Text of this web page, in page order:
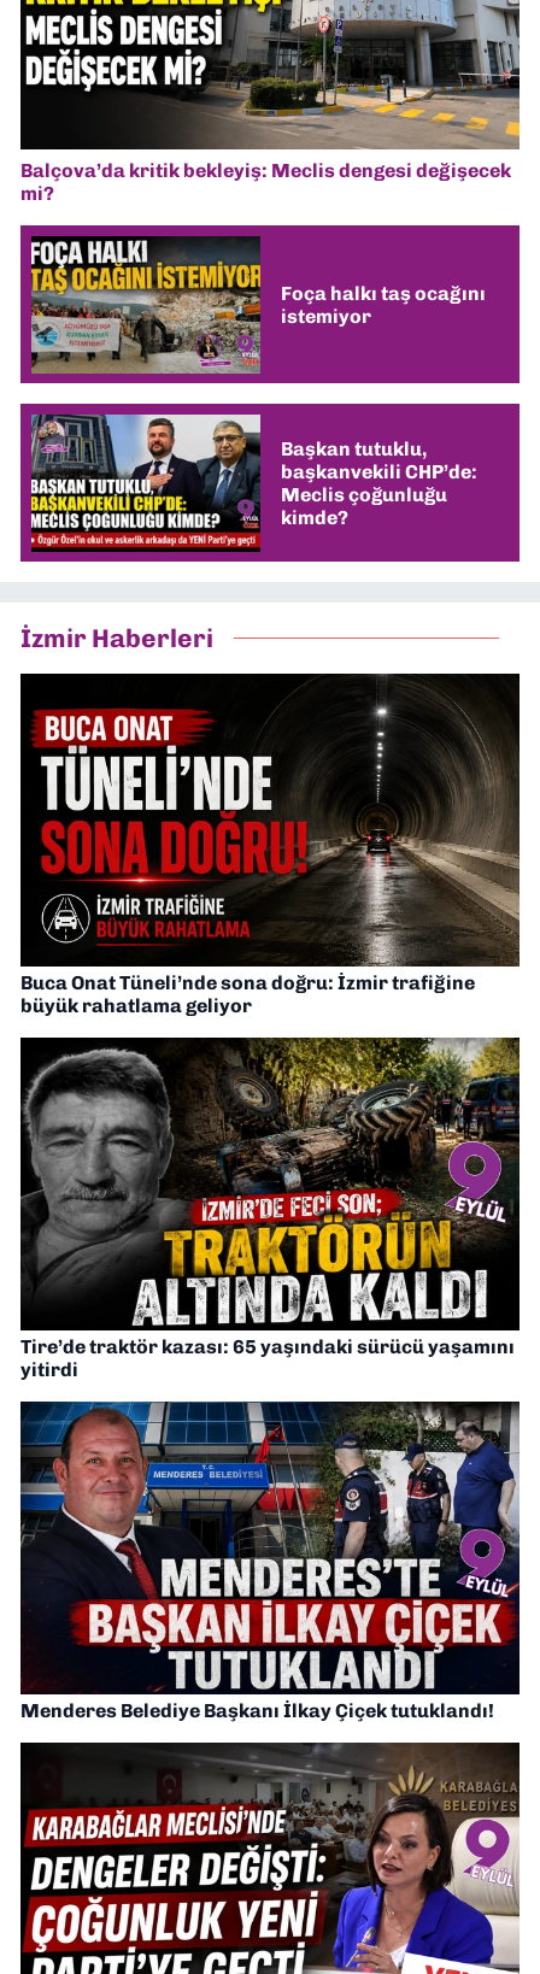
Balçova’da kritik bekleyiş: Meclis dengesi değişecek
mi?
Foça halkı taş ocağını
istemiyor
Başkan tutuklu,
başkanvekili CHP’de:
Meclis çoğunluğu
kimde?
İzmir Haberleri
Buca Onat Tüneli’nde sona doğru: İzmir trafiğine
büyük rahatlama geliyor
Tire’de traktör kazası: 65 yaşındaki sürücü yaşamını
yitirdi
Menderes Belediye Başkanı İlkay Çiçek tutuklandı!